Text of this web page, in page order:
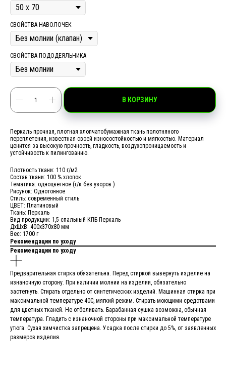
СВОЙСТВА НАВОЛОЧЕК
СВОЙСТВА ПОДОДЕЯЛЬНИКА
В КОРЗИНУ
Перкаль прочная, плотная хлопчатобумажная ткань полотняного
переплетения, известная своей износостойкостью и мягкостью. Материал
ценится за высокую прочность, гладкость, воздухопроницаемость и
устойчивость к пилингованию.
Плотность ткани: 110 г/м2
Состав ткани: 100 % хлопок
Тематика: одноцветное (г/к без узоров )
Рисунок: Однотонное
Стиль: современный стиль
ЦВЕТ: Платиновый
Ткань: Перкаль
Вид продукции: 1,5 спальный КПБ Перкаль
ДxШxВ: 400x370x80 мм
Вес: 1700 г
Рекомендации по уходу
Рекомендации по уходу
Предварительная стирка обязательна. Перед стиркой вывернуть изделие на
изнаночную сторону. При наличии молнии на изделии, обязательно
застегнуть. Стирать отдельно от синтетических изделий. Машинная стирка при
максимальной температуре 40С, мягкий режим. Стирать моющими средствами
для цветных тканей. Не отбеливать. Барабанная сушка возможна, обычная
температура. Гладить с изнаночной стороны при максимальной температуре
утюга. Сухая химчистка запрещена. Усадка после стирки до 5%, от заявленных
размеров изделия.